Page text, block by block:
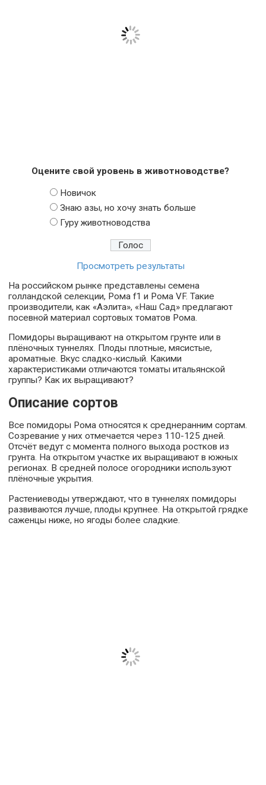
Оцените свой уровень в животноводстве?
Новичок
Знаю азы, но хочу знать больше
Гуру животноводства
Просмотреть результаты
На российском рынке представлены семена
голландской селекции, Рома f1 и Рома VF. Такие
производители, как «Аэлита», «Наш Сад» предлагают
посевной материал сортовых томатов Рома.
Помидоры выращивают на открытом грунте или в
плёночных туннелях. Плоды плотные, мясистые,
ароматные. Вкус сладко-кислый. Какими
характеристиками отличаются томаты итальянской
группы? Как их выращивают?
Описание сортов
Все помидоры Рома относятся к среднеранним сортам.
Созревание у них отмечается через 110-125 дней.
Отсчёт ведут с момента полного выхода ростков из
грунта. На открытом участке их выращивают в южных
регионах. В средней полосе огородники используют
плёночные укрытия.
Растениеводы утверждают, что в туннелях помидоры
развиваются лучше, плоды крупнее. На открытой грядке
саженцы ниже, но ягоды более сладкие.